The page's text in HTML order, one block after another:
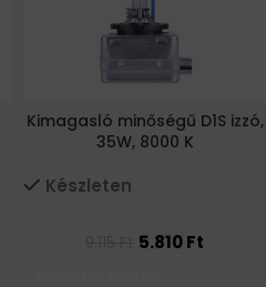
Kimagasló minőségű D1S izzó,
35W, 8000 K
Készleten
5.810Ft